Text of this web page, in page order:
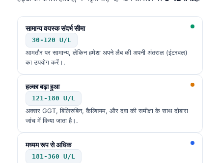
सामान्य वयस्क संदर्भ सीमा
30-120 U/L
आमतौर पर सामान्य, लेकिन हमेशा अपने लैब की अपनी अंतराल (इंटरवल)
का उपयोग करें।.
हल्का बढ़ा हुआ
121-180 U/L
अक्सर GGT, बिलिरुबिन, कैल्शियम, और दवा की समीक्षा के साथ दोबारा
जांच में किया जाता है।.
मध्यम रूप से अधिक
181-360 U/L